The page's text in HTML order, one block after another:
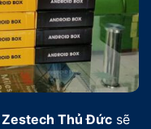
Zestech Thủ Đức sẽ